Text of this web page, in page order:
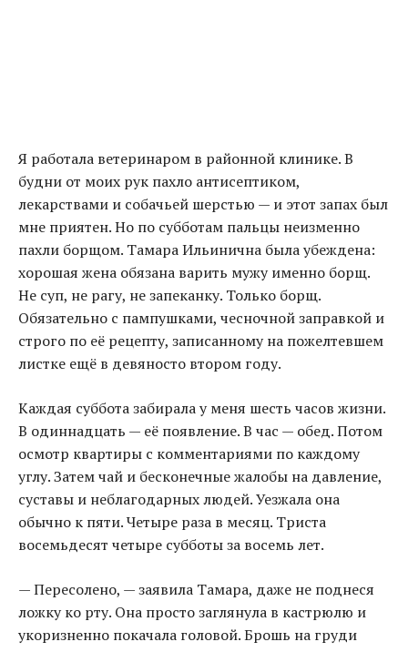
Я работала ветеринаром в районной клинике. В
будни от моих рук пахло антисептиком,
лекарствами и собачьей шерстью — и этот запах был
мне приятен. Но по субботам пальцы неизменно
пахли борщом. Тамара Ильинична была убеждена:
хорошая жена обязана варить мужу именно борщ.
Не суп, не рагу, не запеканку. Только борщ.
Обязательно с пампушками, чесночной заправкой и
строго по её рецепту, записанному на пожелтевшем
листке ещё в девяносто втором году.
Каждая суббота забирала у меня шесть часов жизни.
В одиннадцать — её появление. В час — обед. Потом
осмотр квартиры с комментариями по каждому
углу. Затем чай и бесконечные жалобы на давление,
суставы и неблагодарных людей. Уезжала она
обычно к пяти. Четыре раза в месяц. Триста
восемьдесят четыре субботы за восемь лет.
— Пересолено, — заявила Тамара, даже не поднеся
ложку ко рту. Она просто заглянула в кастрюлю и
укоризненно покачала головой. Брошь на груди